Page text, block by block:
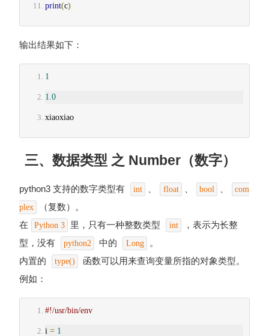
print(c)
输出结果如下：
1
1.0
xiaoxiao
三、数据类型 之 Number（数字）
python3 支持的数字类型有 int float bool
com
plex
（复数）。
在
Python 3 里，只有一种整数类型 int
，表示为长整
型，没有
python2 中的 Long
。
内置的
type()
函数可以用来查询变量所指的对象类型。
例如：
#!/usr/bin/env
i = 1